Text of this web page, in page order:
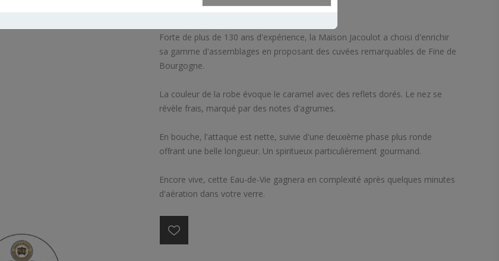
Forte de plus de 130 ans d'expérience, la Maison Jacoulot a choisi d'enrichir
sa gamme d'assemblages en proposant des cuvées remarquables de Fine de
Bourgogne.
La couleur de la robe évoque le caramel avec des reflets dorés. Le nez se
révèle frais, marqué par des notes d'agrumes.
En bouche, l'attaque est nette, suivie d'une deuxième phase plus ronde
offrant une belle longueur. Un spiritueux particulièrement gourmand.
Encore vive, cette Eau-de-Vie gagnera en complexité après quelques minutes
d'aération dans votre verre.